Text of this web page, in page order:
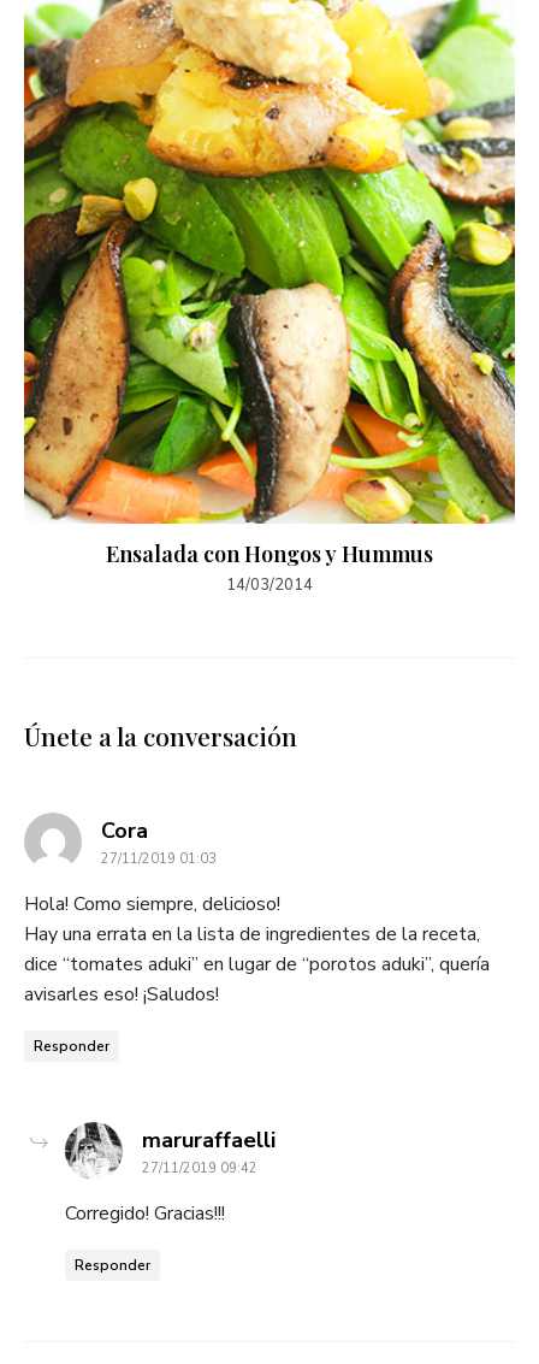
Ensalada con Hongos y Hummus
14/03/2014
Únete a la conversación
Cora
27/11/2019 01:03
Hola! Como siempre, delicioso!
Hay una errata en la lista de ingredientes de la receta,
dice “tomates aduki” en lugar de “porotos aduki”, quería
avisarles eso! ¡Saludos!
Responder
maruraffaellidice:
27/11/2019 09:42
Corregido! Gracias!!!
Responder